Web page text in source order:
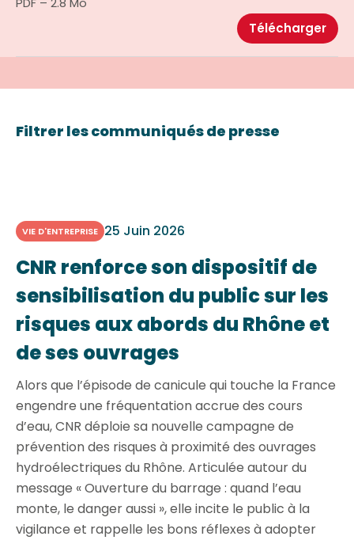
Télécharger
Filtrer les communiqués de presse
VIE D'ENTREPRISE 25 Juin 2026
CNR renforce son dispositif de
sensibilisation du public sur les
risques aux abords du Rhône et
de ses ouvrages
Alors que l’épisode de canicule qui touche la France
engendre une fréquentation accrue des cours
d’eau, CNR déploie sa nouvelle campagne de
prévention des risques à proximité des ouvrages
hydroélectriques du Rhône. Articulée autour du
message « Ouverture du barrage : quand l’eau
monte, le danger aussi », elle incite le public à la
vigilance et rappelle les bons réflexes à adopter